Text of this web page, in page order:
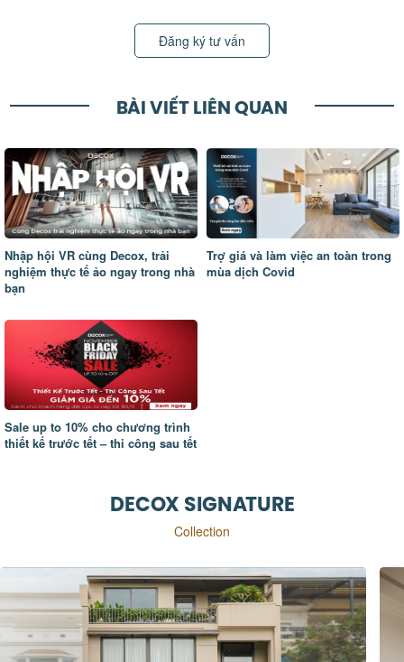
Đăng ký tư vấn
BÀI VIẾT LIÊN QUAN
Nhập hội VR cùng Decox, trải
nghiệm thực tế ảo ngay trong nhà
bạn
Trợ giá và làm việc an toàn trong
mùa dịch Covid
Sale up to 10% cho chương trình
thiết kế trước tết – thi công sau tết
DECOX SIGNATURE
Collection